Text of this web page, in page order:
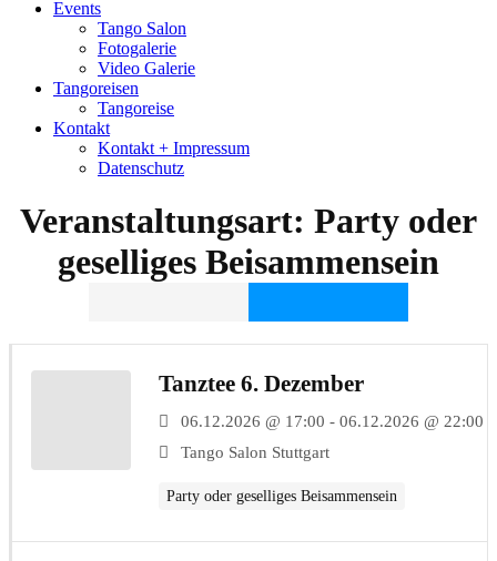
Events
Tango Salon
Fotogalerie
Video Galerie
Tangoreisen
Tangoreise
Kontakt
Kontakt + Impressum
Datenschutz
Veranstaltungsart: Party oder
geselliges Beisammensein
Tanztee 6. Dezember
06.12.2026 @ 17:00 - 06.12.2026 @ 22:00
Tango Salon Stuttgart
Party oder geselliges Beisammensein